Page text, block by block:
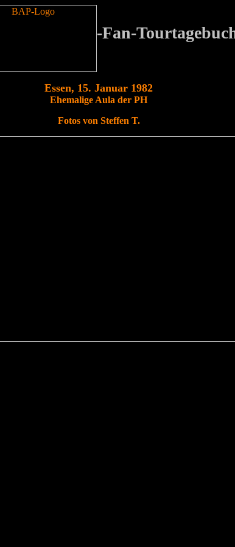
-Fan-
Essen, 15. Januar 1982
Ehemalige Aula der PH
Fotos von Steffen T.